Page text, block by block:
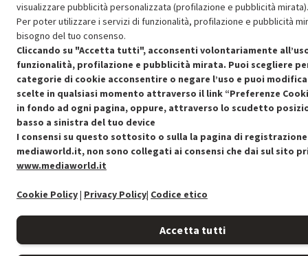
visualizzare pubblicità personalizzata (profilazione e pubblicità mirata).
Per poter utilizzare i servizi di funzionalità, profilazione e pubblicità
bisogno del tuo consenso.
Cliccando su "Accetta tutti", acconsenti volontariamente
funzionalità, profilazione e pubblicità mirata. Puoi scegliere
categorie di cookie acconsentire o negare l’uso e puoi
scelte in qualsiasi momento attraverso il link “Preferenze
in fondo ad ogni pagina, oppure, attraverso lo scudetto
basso a sinistra del tuo device
I consensi su questo sottosito o sulla la pagina di registrazione
mediaworld.it, non sono collegati ai consensi che dai sul sito
www.mediaworld.it
Cookie Policy| Privacy Policy| Codice etico
Accetta tutti